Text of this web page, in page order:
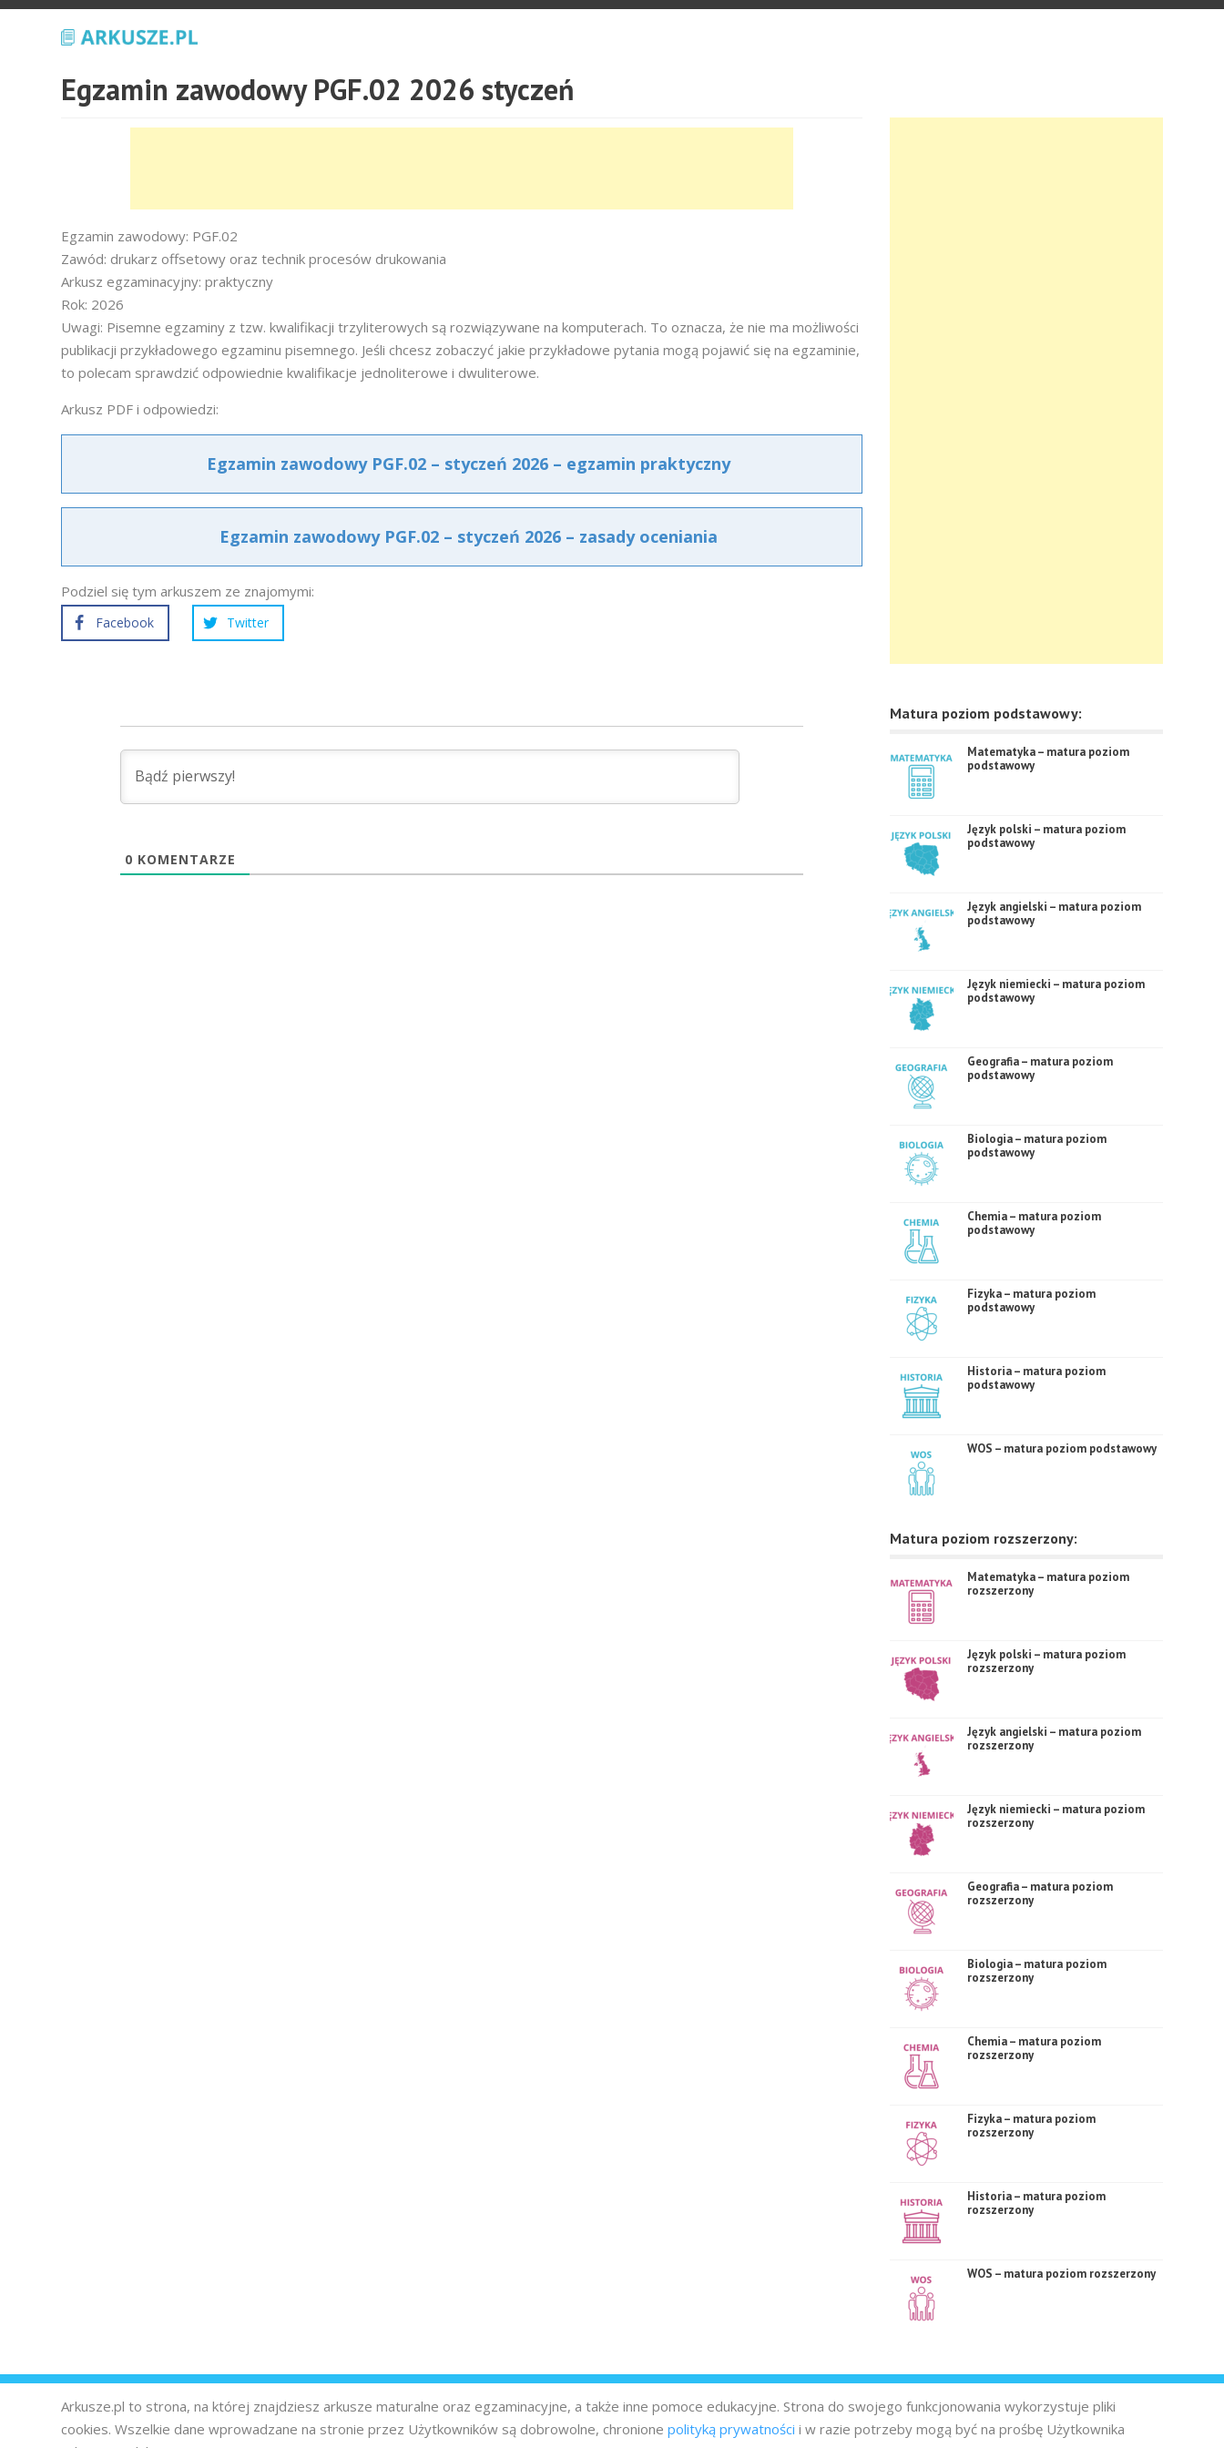
Egzamin zawodowy PGF.02 2026 styczeń
Egzamin zawodowy: PGF.02
Zawód: drukarz offsetowy oraz technik procesów drukowania
Arkusz egzaminacyjny: praktyczny
Rok: 2026
Uwagi: Pisemne egzaminy z tzw. kwalifikacji trzyliterowych są rozwiązywane na komputerach. To oznacza, że nie ma możliwości
publikacji przykładowego egzaminu pisemnego. Jeśli chcesz zobaczyć jakie przykładowe pytania mogą pojawić się na egzaminie,
to polecam sprawdzić odpowiednie kwalifikacje jednoliterowe i dwuliterowe.
Arkusz PDF i odpowiedzi:
Egzamin zawodowy PGF.02 – styczeń 2026 – egzamin praktyczny
Egzamin zawodowy PGF.02 – styczeń 2026 – zasady oceniania
Podziel się tym arkuszem ze znajomymi:
Facebook Twitter
0 KOMENTARZE
Matura poziom podstawowy:
Matematyka – matura poziom
podstawowy
Język polski – matura poziom
podstawowy
Język angielski – matura poziom
podstawowy
Język niemiecki – matura poziom
podstawowy
Geografia – matura poziom
podstawowy
Biologia – matura poziom
podstawowy
Chemia – matura poziom
podstawowy
Fizyka – matura poziom
podstawowy
Historia – matura poziom
podstawowy
WOS – matura poziom podstawowy
Matura poziom rozszerzony:
Matematyka – matura poziom
rozszerzony
Język polski – matura poziom
rozszerzony
Język angielski – matura poziom
rozszerzony
Język niemiecki – matura poziom
rozszerzony
Geografia – matura poziom
rozszerzony
Biologia – matura poziom
rozszerzony
Chemia – matura poziom
rozszerzony
Fizyka – matura poziom
rozszerzony
Historia – matura poziom
rozszerzony
WOS – matura poziom rozszerzony
Arkusze.pl to strona, na której znajdziesz arkusze maturalne oraz egzaminacyjne, a także inne pomoce edukacyjne. Strona do swojego funkcjonowania wykorzystuje pliki
cookies. Wszelkie dane wprowadzane na stronie przez Użytkowników są dobrowolne, chronione polityką prywatności i w razie potrzeby mogą być na prośbę Użytkownika